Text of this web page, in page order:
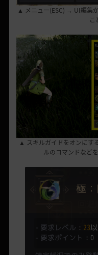
▲ メニュー(ESC) → UI編集
こ
▲ スキルガイドをオンにす
ルのコマンドなど